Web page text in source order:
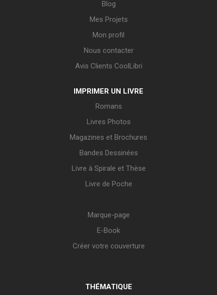
Blog
Mes Projets
Mon profil
Nous contacter
Avis Clients CoolLibri
IMPRIMER UN LIVRE
Romans
Livres Photos
Magazines et Brochures
Bandes Dessinées
Livre à Spirale et Thèse
Livre de Poche
Marque-page
E-Book
Créer votre couverture
THÉMATIQUE